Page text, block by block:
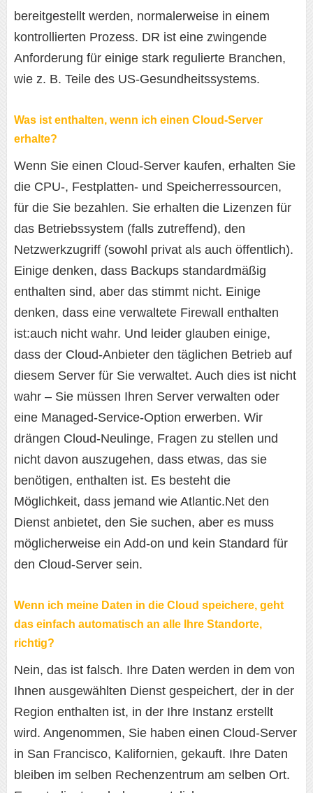
bereitgestellt werden, normalerweise in einem
kontrollierten Prozess. DR ist eine zwingende
Anforderung für einige stark regulierte Branchen,
wie z. B. Teile des US-Gesundheitssystems.
Was ist enthalten, wenn ich einen Cloud-Server
erhalte?
Wenn Sie einen Cloud-Server kaufen, erhalten Sie
die CPU-, Festplatten- und Speicherressourcen,
für die Sie bezahlen. Sie erhalten die Lizenzen für
das Betriebssystem (falls zutreffend), den
Netzwerkzugriff (sowohl privat als auch öffentlich).
Einige denken, dass Backups standardmäßig
enthalten sind, aber das stimmt nicht. Einige
denken, dass eine verwaltete Firewall enthalten
ist:auch nicht wahr. Und leider glauben einige,
dass der Cloud-Anbieter den täglichen Betrieb auf
diesem Server für Sie verwaltet. Auch dies ist nicht
wahr – Sie müssen Ihren Server verwalten oder
eine Managed-Service-Option erwerben. Wir
drängen Cloud-Neulinge, Fragen zu stellen und
nicht davon auszugehen, dass etwas, das sie
benötigen, enthalten ist. Es besteht die
Möglichkeit, dass jemand wie Atlantic.Net den
Dienst anbietet, den Sie suchen, aber es muss
möglicherweise ein Add-on und kein Standard für
den Cloud-Server sein.
Wenn ich meine Daten in die Cloud speichere, geht
das einfach automatisch an alle Ihre Standorte,
richtig?
Nein, das ist falsch. Ihre Daten werden in dem von
Ihnen ausgewählten Dienst gespeichert, der in der
Region enthalten ist, in der Ihre Instanz erstellt
wird. Angenommen, Sie haben einen Cloud-Server
in San Francisco, Kalifornien, gekauft. Ihre Daten
bleiben im selben Rechenzentrum am selben Ort.